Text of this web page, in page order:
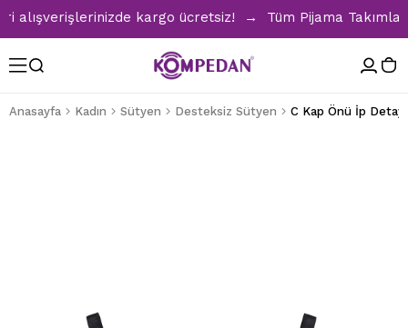
kargo ücretsiz! → Tüm Pijama
Anasayfa Kadın Sütyen Desteksiz Sütyen C Kap Önü İp